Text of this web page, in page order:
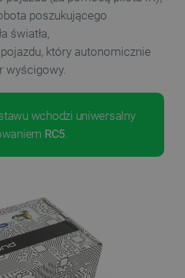
poszukującego
światła,
który autonomicznie
wyścigowy.
wchodzi uniwersalny
RC5.